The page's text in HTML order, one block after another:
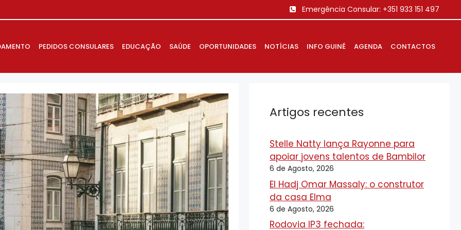
Emergência Consular: +351 933 151 497
PEDIDOS CONSULARES EDUCAÇÃO SAÚDE OPORTUNIDADES NOTÍCIAS INFO GUINÉ AGENDA CONTACTOS
Artigos recentes
Stelle Natty lança Rayonne para
apoiar jovens talentos de Bambilor
6 de Agosto, 2026
El Hadj Omar Massaly: o construtor
da casa Elma
6 de Agosto, 2026
Rodovia IP3 fechada: